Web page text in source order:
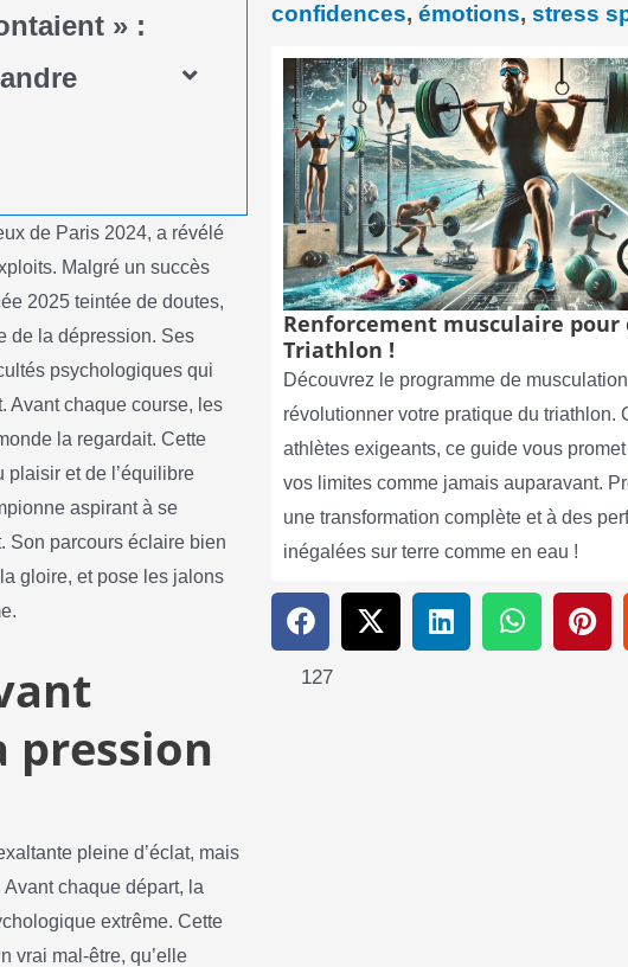
» :
de Paris 2024, a révélé
Malgré un succès
2025 teintée de doutes,
de la dépression. Ses
psychologiques qui
Avant chaque course, les
la regardait. Cette
plaisir et de l’équilibre
aspirant à se
Son parcours éclaire bien
gloire, et pose les jalons
pression
pleine d’éclat, mais
chaque départ, la
extrême. Cette
vrai mal-être, qu’elle
confidences, émotions, stress
Renforcement musculaire pour
Triathlon !
Découvrez le programme de
révolutionner votre pratique du triathlon.
athlètes exigeants, ce guide vous
vos limites comme jamais auparavant.
une transformation complète et à des
inégalées sur terre comme en eau !
127